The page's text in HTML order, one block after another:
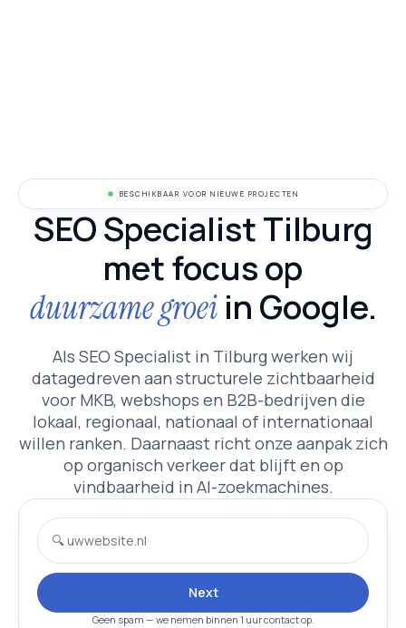
BESCHIKBAAR VOOR NIEUWE PROJECTEN
SEO Specialist Tilburg
met focus op
duurzame groeiin Google.
Als SEO Specialist in Tilburg werken wij
datagedreven aan structurele zichtbaarheid
voor MKB, webshops en B2B-bedrijven die
lokaal, regionaal, nationaal of internationaal
willen ranken. Daarnaast richt onze aanpak zich
op organisch verkeer dat blijft en op
vindbaarheid in AI-zoekmachines.
Next
Geen spam — we nemen binnen 1 uur contact op.